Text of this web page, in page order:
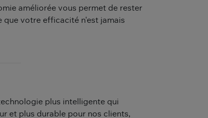
améliorée vous permet de rester
que votre efficacité n'est jamais
plus intelligente qui
et plus durable pour nos clients,